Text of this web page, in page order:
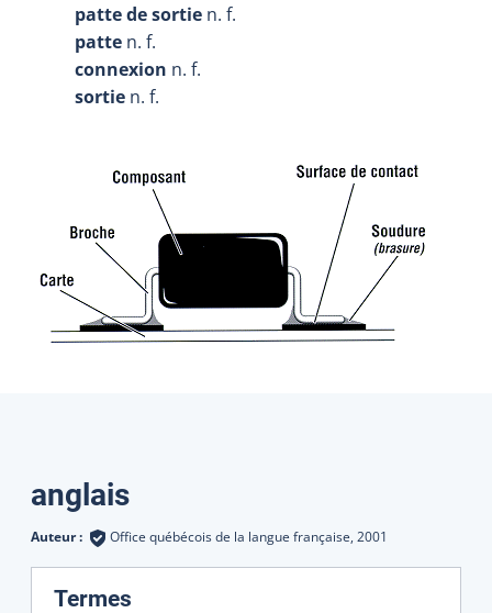
patte de sortie n. f.
patte n. f.
connexion n. f.
sortie n. f.
Traductions
anglais
Auteur : Office québécois de la langue française, 2001
Termes